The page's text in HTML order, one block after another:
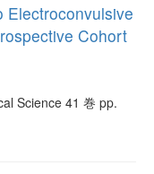
Electroconvulsive
Cohort
Science 41 巻 pp.